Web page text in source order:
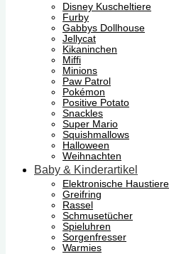
Disney Kuscheltiere
Furby
Gabbys Dollhouse
Jellycat
Kikaninchen
Miffi
Minions
Paw Patrol
Pokémon
Positive Potato
Snackles
Super Mario
Squishmallows
Halloween
Weihnachten
Baby & Kinderartikel
Elektronische Haustiere
Greifring
Rassel
Schmusetücher
Spieluhren
Sorgenfresser
Warmies